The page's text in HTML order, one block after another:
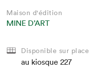
Maison d'édition
MINE D’ART
Disponible sur place
au kiosque 227